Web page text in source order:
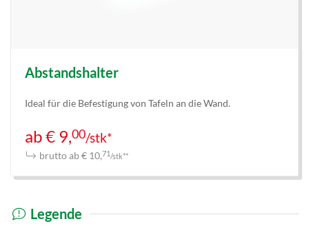
Abstandshalter
Ideal für die Befestigung von Tafeln an die Wand.
ab € 9,00/stk*
brutto ab € 10,71 /stk**
Legende